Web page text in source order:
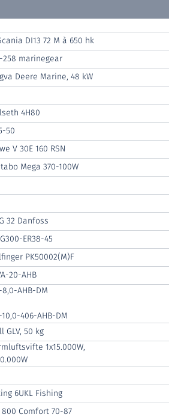
DI13 72 M à 650 hk
258 marinegear
Deere Marine, 48 kW
4H80
50
V 30E 160 RSN
Mega 370-100W
32 Danfoss
ER38-45
PK50002(M)F
20-AHB
8,0-AHB-DM
10,0-406-AHB-DM
GLV, 50 kg
1x15.000W,
6UKL Fishing
800 Comfort 70-87